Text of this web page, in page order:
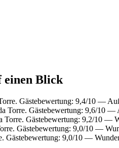
einen Blick
Gästebewertung: 9,4/10 —
Torre. Gästebewertung: 9,6/10 —
Gästebewertung: 9,2/10 —
Gästebewertung: 9,0/10 —
Gästebewertung: 9,0/10 —